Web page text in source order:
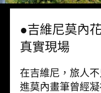
●吉維尼莫內
真實現場
在吉維尼，旅人
進莫內畫筆曾經